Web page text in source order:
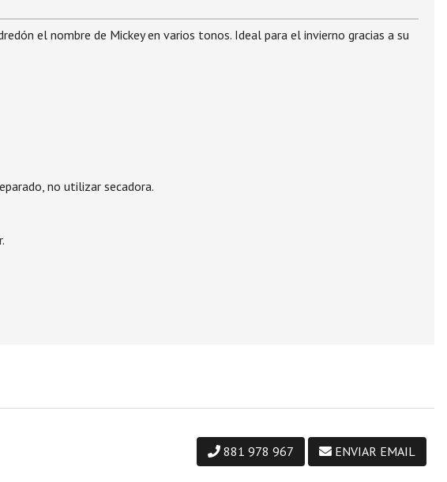
el nombre de Mickey en varios tonos. Ideal para el invierno gracias a su
no utilizar secadora.
881 978 967 ENVIAR EMAIL